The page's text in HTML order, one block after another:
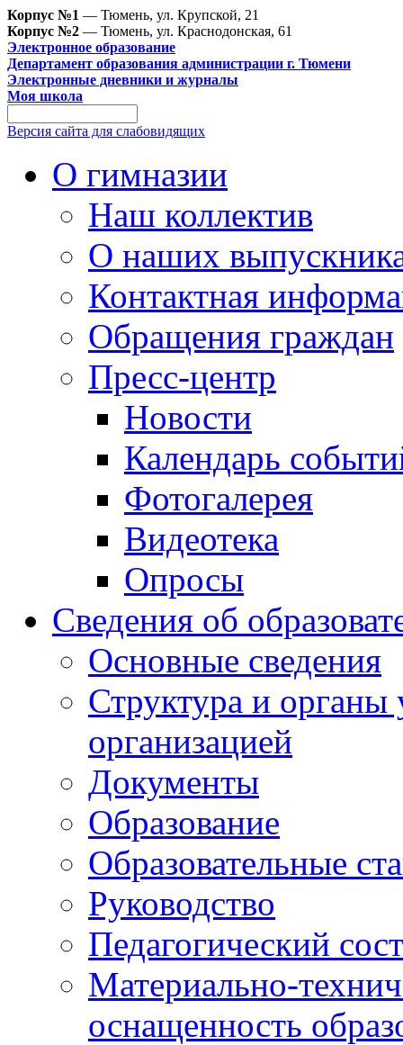
Корпус №1 — Тюмень, ул. Крупской, 21
Корпус №2 — Тюмень, ул. Краснодонская, 61
Электронное образование
Департамент образования администрации г. Тюмени
Электронные дневники и журналы
Моя школа
Версия сайта для слабовидящих
О гимназии
Наш коллектив
О наших
Контактная
Обращения граждан
Пресс-центр
Новости
Календарь
Фотогалерея
Видеотека
Опросы
Сведения об
Основные сведения
Структура и органы
организацией
Документы
Образование
Образовательные
Руководство
Педагогический
Материально-
оснащенность